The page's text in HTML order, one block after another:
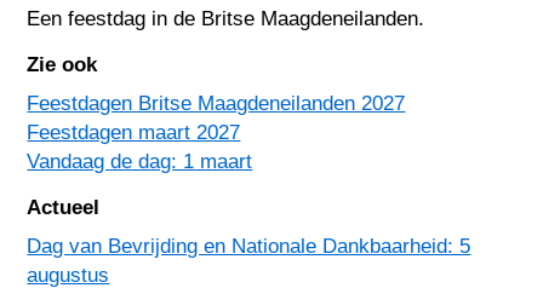
Een feestdag inde Britse Maagdeneilanden.
Zie ook
Feestdagen Britse Maagdeneilanden 2027
Feestdagen maart 2027
Vandaag de dag: 1 maart
Actueel
Dag van Bevrijding en Nationale Dankbaarheid: 5
augustus